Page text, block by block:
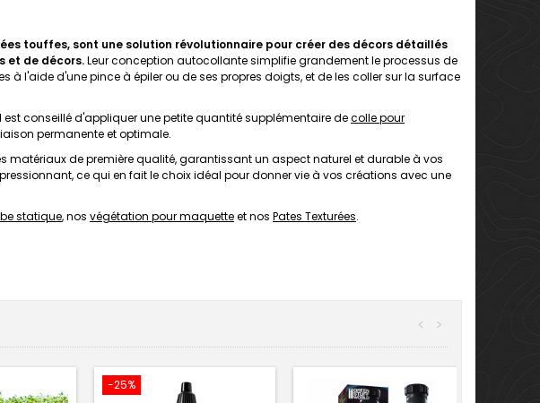
touffes, sont une solution révolutionnaire pour créer des décors détaillés
et de décors.Leur conception autocollante simplifie grandement le processus de
à l'aide d'une pince à épiler ou de ses propres doigts, et de les coller sur la surface
conseillé d'appliquer une petite quantité supplémentaire decolle pour
permanente et optimale.
matériaux de première qualité, garantissant un aspect naturel et durable à vos
ce qui en fait le choix idéal pour donner vie à vos créations avec une
statique, nos végétation pour maquetteet nos Pates Texturées.
>
<
-25%